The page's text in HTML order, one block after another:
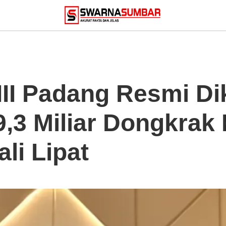
Padang Resmi
Miliar Dongkrak
Lipat